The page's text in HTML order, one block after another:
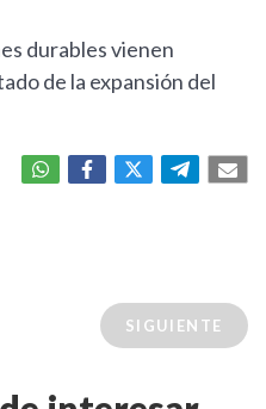
durables vienen
de la expansión del
SIGUIENTE